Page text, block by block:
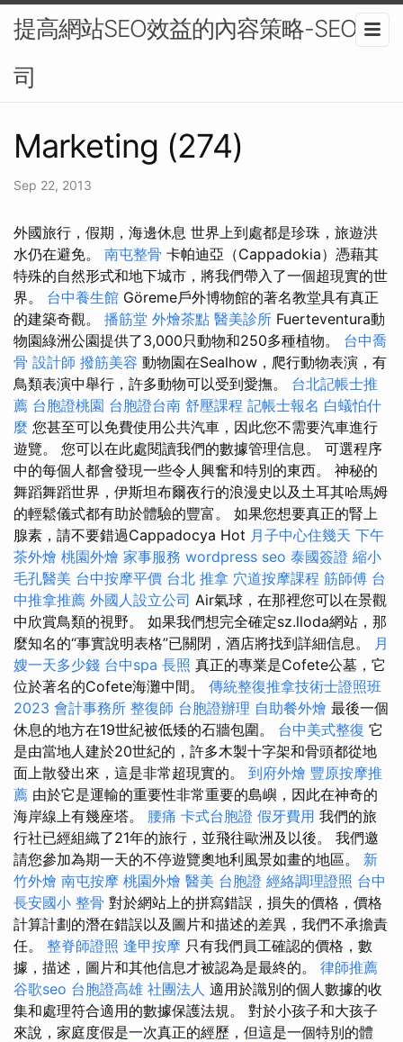
提高網站SEO效益的內容策略-SEO公
司
Marketing (274)
Sep 22, 2013
外國旅行，假期，海邊休息 世界上到處都是珍珠，旅遊洪
水仍在避免。 南屯整骨 卡帕迪亞（Cappadokia）憑藉其
特殊的自然形式和地下城市，將我們帶入了一個超現實的世
界。 台中養生館 Göreme戶外博物館的著名教堂具有真正
的建築奇觀。 播筋堂 外燴茶點 醫美診所 Fuerteventura動
物園綠洲公園提供了3,000只動物和250多種植物。 台中喬
骨 設計師 撥筋美容 動物園在Sealhow，爬行動物表演，有
鳥類表演中舉行，許多動物可以受到愛撫。 台北記帳士推
薦 台胞證桃園 台胞證台南 舒壓課程 記帳士報名 白蟻怕什
麼 您甚至可以免費使用公共汽車，因此您不需要汽車進行
遊覽。 您可以在此處閱讀我們的數據管理信息。 可選程序
中的每個人都會發現一些令人興奮和特別的東西。 神秘的
舞蹈舞蹈世界，伊斯坦布爾夜行的浪漫史以及土耳其哈馬姆
的輕鬆儀式都有助於體驗的豐富。 如果您想要真正的腎上
腺素，請不要錯過Cappadocya Hot 月子中心住幾天 下午
茶外燴 桃園外燴 家事服務 wordpress seo 泰國簽證 縮小
毛孔醫美 台中按摩平價 台北 推拿 穴道按摩課程 筋師傅 台
中推拿推薦 外國人設立公司 Air氣球，在那裡您可以在景觀
中欣賞鳥類的視野。 如果我們想完全確定sz.lloda網站，那
麼知名的“事實說明表格”已關閉，酒店將找到詳細信息。 月
嫂一天多少錢 台中spa 長照 真正的專業是Cofete公墓，它
位於著名的Cofete海灘中間。 傳統整復推拿技術士證照班
2023 會計事務所 整復師 台胞證辦理 自助餐外燴 最後一個
休息的地方在19世紀被低矮的石牆包圍。 台中美式整復 它
是由當地人建於20世紀的，許多木製十字架和骨頭都從地
面上散發出來，這是非常超現實的。 到府外燴 豐原按摩推
薦 由於它是運輸的重要性非常重要的島嶼，因此在神奇的
海岸線上有幾座塔。 腰痛 卡式台胞證 假牙費用 我們的旅
行社已經組織了21年的旅行，並飛往歐洲及以後。 我們邀
請您參加為期一天的不停遊覽奧地利風景如畫的地區。 新
竹外燴 南屯按摩 桃園外燴 醫美 台胞證 經絡調理證照 台中
長安國小 整骨 對於網站上的拼寫錯誤，損失的價格，價格
計算計劃的潛在錯誤以及圖片和描述的差異，我們不承擔責
任。 整脊師證照 逢甲按摩 只有我們員工確認的價格，數
據，描述，圖片和其他信息才被認為是最終的。 律師推薦
谷歌seo 台胞證高雄 社團法人 適用於識別的個人數據的收
集和處理符合適用的數據保護法規。 對於小孩子和大孩子
來說，家庭度假是一次真正的經歷，但這是一個特別的體